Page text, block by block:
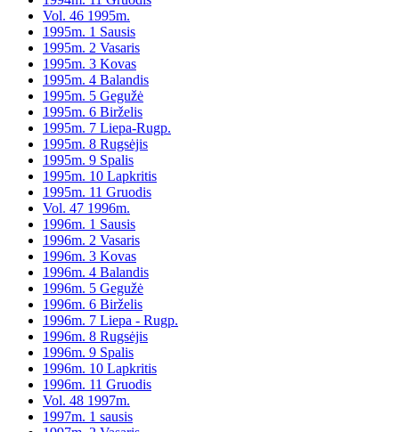
Vol. 46 1995m.
1995m. 1 Sausis
1995m. 2 Vasaris
1995m. 3 Kovas
1995m. 4 Balandis
1995m. 5 Gegužė
1995m. 6 Birželis
1995m. 7 Liepa-Rugp.
1995m. 8 Rugsėjis
1995m. 9 Spalis
1995m. 10 Lapkritis
1995m. 11 Gruodis
Vol. 47 1996m.
1996m. 1 Sausis
1996m. 2 Vasaris
1996m. 3 Kovas
1996m. 4 Balandis
1996m. 5 Gegužė
1996m. 6 Birželis
1996m. 7 Liepa - Rugp.
1996m. 8 Rugsėjis
1996m. 9 Spalis
1996m. 10 Lapkritis
1996m. 11 Gruodis
Vol. 48 1997m.
1997m. 1 sausis